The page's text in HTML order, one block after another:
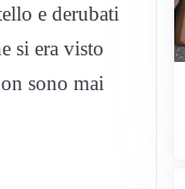
e derubati
si era visto
sono mai